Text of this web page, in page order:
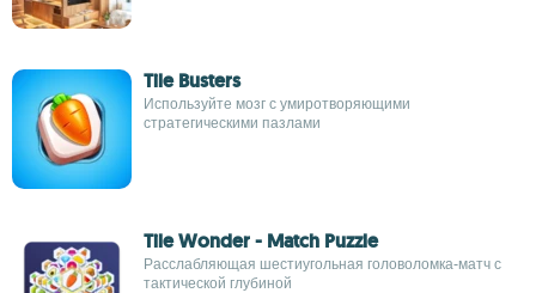
Tile Busters
Используйте мозг с умиротворяющими
стратегическими пазлами
Tile Wonder - Match Puzzle
Расслабляющая шестиугольная головоломка-матч с
тактической глубиной